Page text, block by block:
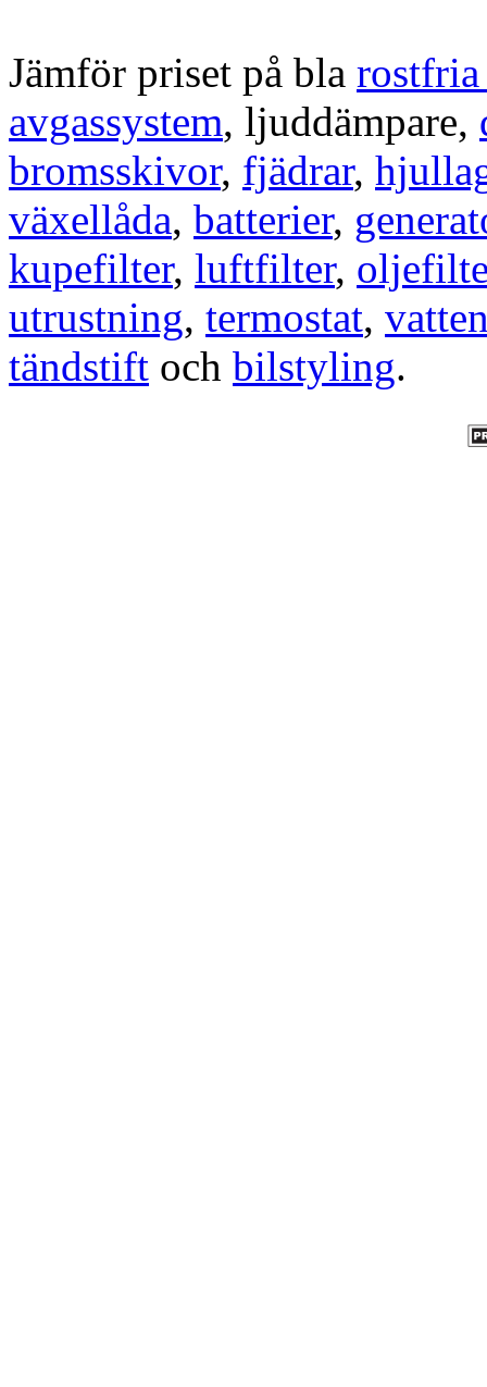
Jämför priset på bla rostfria
avgassystem, ljuddämpare,
bromsskivor, fjädrar,
växellåda, batterier,
kupefilter, luftfilter,
utrustning, termostat,
tändstift och bilstyling.